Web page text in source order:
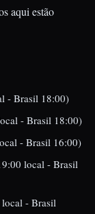
aqui estão
- Brasil 18:00)
- Brasil 18:00)
- Brasil 16:00)
local - Brasil
- Brasil